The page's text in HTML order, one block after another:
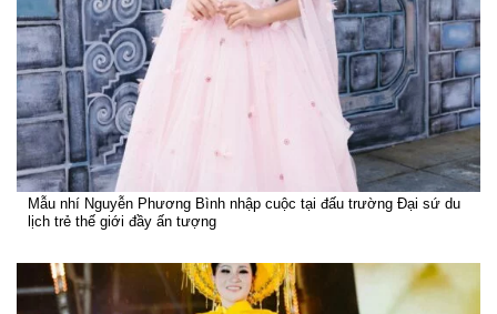
Mẫu nhí Nguyễn Phương Bình nhập cuộc tại đấu trường Đại sứ du
lịch trẻ thế giới đầy ấn tượng